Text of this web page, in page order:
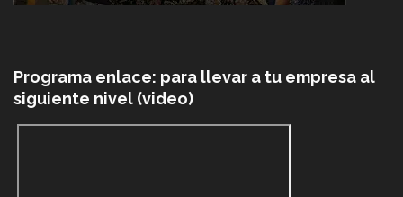
Programa enlace: para llevar a tu empresa al
siguiente nivel (video)